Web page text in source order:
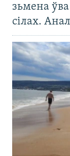
зьмена
сілах.